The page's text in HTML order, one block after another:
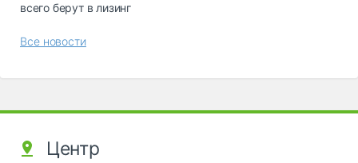
всего берут в лизинг
Все новости
Центр